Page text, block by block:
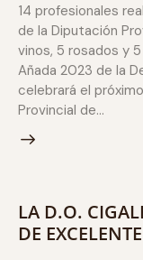
14 profesionales
de la Diputación
vinos, 5 rosados y
Añada 2023 de la
celebrará el
Provincial de…
LA D.O.
DE EXCELENTE